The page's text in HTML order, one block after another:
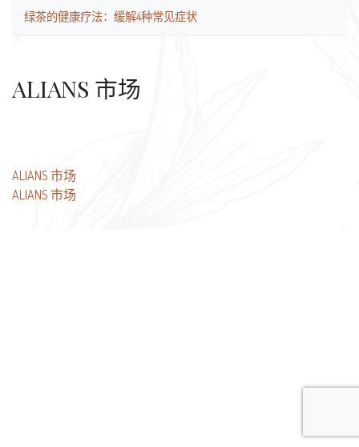
绿茶的健康疗法：缓解4种常见症状
ALIANS 市场
文
章
ALIANS 市场
ALIANS 市场